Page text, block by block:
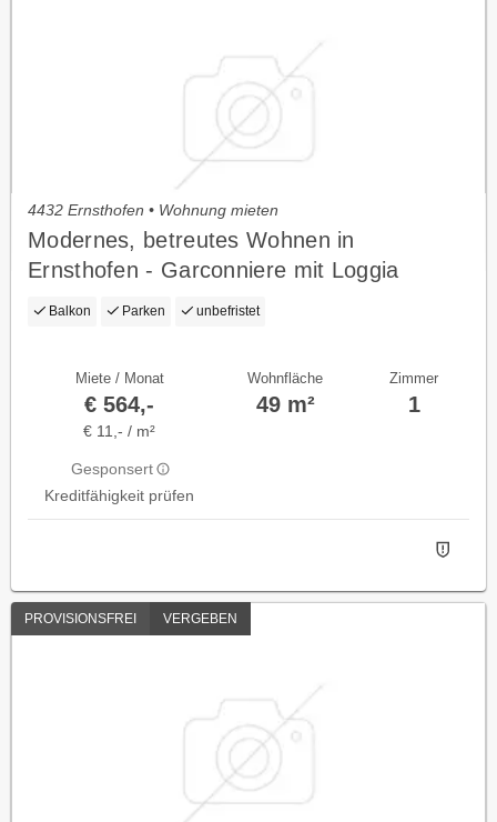
4432 Ernsthofen • Wohnung mieten
Modernes, betreutes Wohnen in
Ernsthofen - Garconniere mit Loggia
Balkon Parken unbefristet
Miete / Monat
€ 564,-
€ 11,- / m²
Gesponsert
Kreditfähigkeit prüfen
Wohnfläche
49 m²
Zimmer
1
PROVISIONSFREI VERGEBEN